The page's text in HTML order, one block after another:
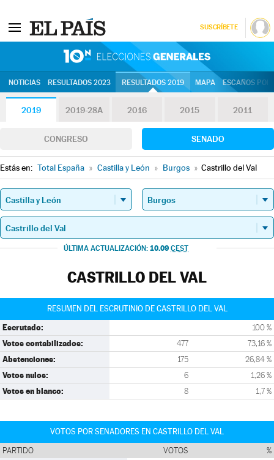
SUSCRÍBETE
NOTICIAS RESULTADOS 2023 RESULTADOS 2019 MAPA ESCAÑOS
2019 2019-28A 2016 2015 2011
CONGRESO SENADO
Estás en: Total España » Castilla y León » Burgos » Castrillo del Val
ÚLTIMA ACTUALIZACIÓN: 10.09 CEST
CASTRILLO DEL VAL
RESUMEN DEL ESCRUTINIO DE CASTRILLO DEL VAL
Escrutado: 100 %
Votos contabilizados: 477 73,16 %
Abstenciones: 175 26,84 %
Votos nulos: 6 1,26 %
Votos en blanco: 8 1,7 %
VOTOS POR SENADORES EN CASTRILLO DEL VAL
PARTIDO VOTOS %